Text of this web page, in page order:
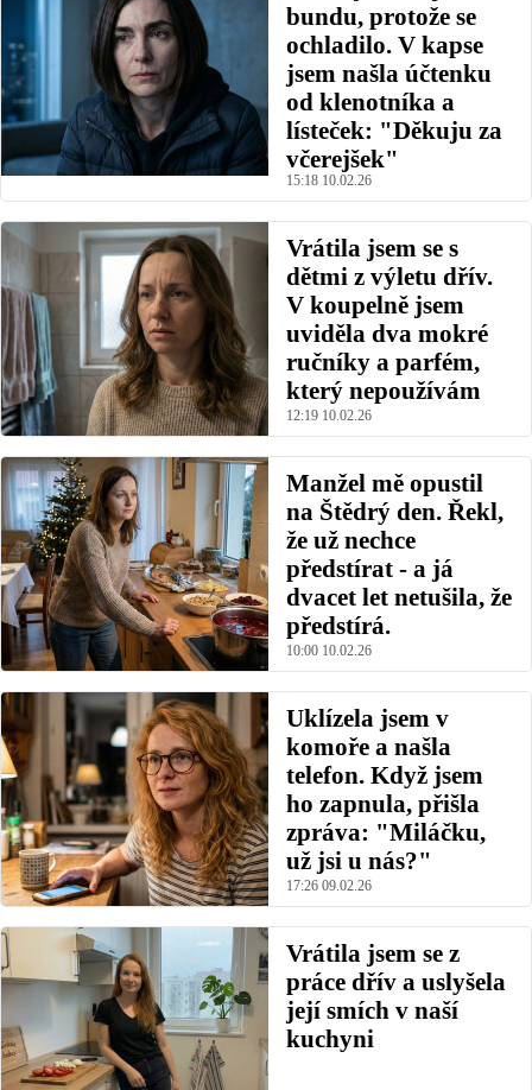
bundu, protože se
ochladilo. V kapse
jsem našla účtenku
od klenotníka a
lísteček: "Děkuju za
včerejšek"
15:18 10.02.26
Vrátila jsem se s
dětmi z výletu dřív.
V koupelně jsem
uviděla dva mokré
ručníky a parfém,
který nepoužívám
12:19 10.02.26
Manžel mě opustil
na Štědrý den. Řekl,
že už nechce
předstírat - a já
dvacet let netušila, že
předstírá.
10:00 10.02.26
Uklízela jsem v
komoře a našla
telefon. Když jsem
ho zapnula, přišla
zpráva: "Miláčku,
už jsi u nás?"
17:26 09.02.26
Vrátila jsem se z
práce dřív a uslyšela
její smích v naší
kuchyni